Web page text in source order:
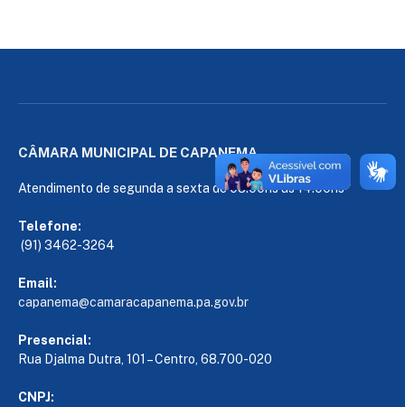
CÂMARA MUNICIPAL DE CAPANEMA
Atendimento de segunda a sexta de 08:00hs às 14:00hs
Telefone:
(91) 3462-3264
Email:
capanema@camaracapanema.pa.gov.br
Presencial:
Rua Djalma Dutra, 101 – Centro, 68.700-020
CNPJ: